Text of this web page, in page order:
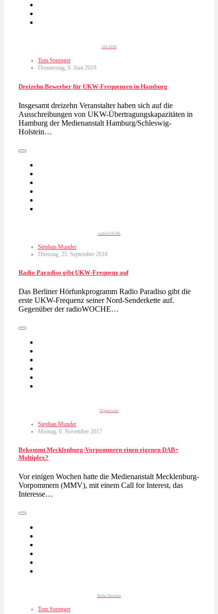
MA HSH
Tom Sprenger
Donnerstag, 6. Juni 2019
Dreizehn Bewerber für UKW-Frequenzen in Hamburg
Insgesamt dreizehn Veranstalter haben sich auf die
Ausschreibungen von UKW-Übertragungskapazitäten in
Hamburg der Medienanstalt Hamburg/Schleswig-
Holstein…
radioWOCHE
Stephan Munder
Dienstag, 25. September 2018
Radio Paradiso gibt UKW-Frequenz auf
Das Berliner Hörfunkprogramm Radio Paradiso gibt die
erste UKW-Frequenz seiner Nord-Senderkette auf.
Gegenüber der radioWOCHE…
Digitalradio
Stephan Munder
Montag, 6. November 2017
Bekommt Mecklenburg-Vorpommern einen eigenen DAB+
Multiplex?
Vor einigen Wochen hatte die Medienanstalt Mecklenburg-
Vorpommern (MMV), mit einem Call for Interest, das
Interesse…
Radio Paradiso
Tom Sprenger